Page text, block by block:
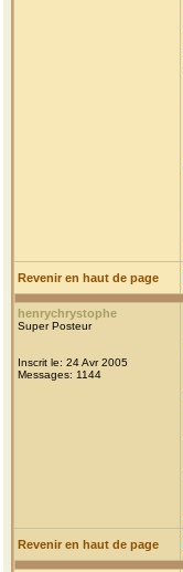
Revenir en haut de page
henrychrystophe
Super Posteur
Inscrit le: 24 Avr 2005
Messages: 1144
Revenir en haut de page